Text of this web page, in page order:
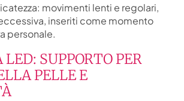
movimenti lenti e regolari,
inseriti come momento
personale.
SUPPORTO PER
PELLE E